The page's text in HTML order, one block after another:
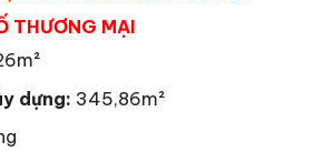
THƯƠNG MẠI
dựng: 345,86m²